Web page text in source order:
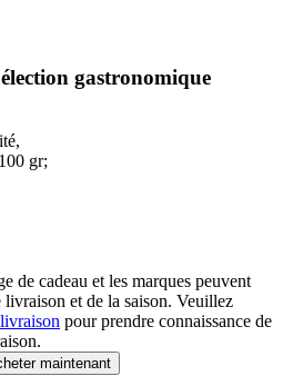
gastronomique
gr;
de cadeau et les marques peuvent
et de la saison. Veuillez
pour prendre connaissance de